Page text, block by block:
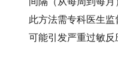
此方法需专科医生
可能引发严重过敏反